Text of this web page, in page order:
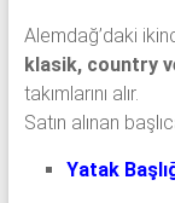
Alemdağ’daki
klasik, country
takımlarını alır.
Satın alınan
Yatak